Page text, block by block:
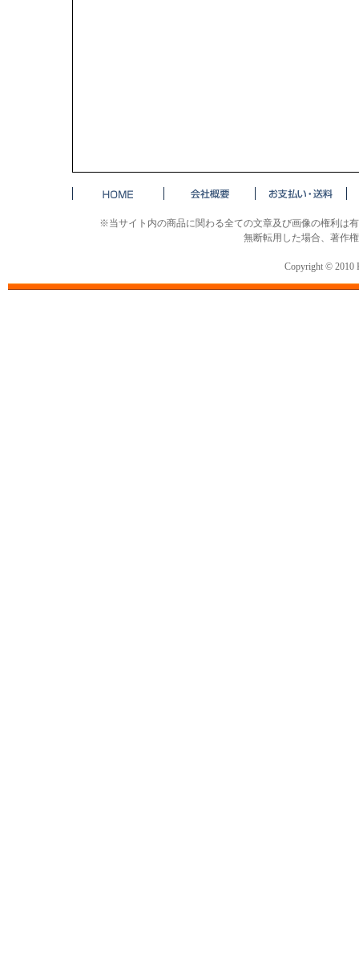
※当サイト内の商品に関わる全ての文章及び画像の権利は
無断転用した場合、著作
Copyright © 2010